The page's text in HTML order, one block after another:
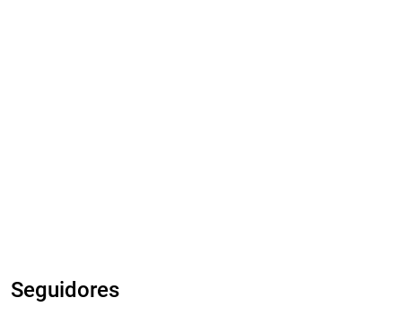
Seguidores